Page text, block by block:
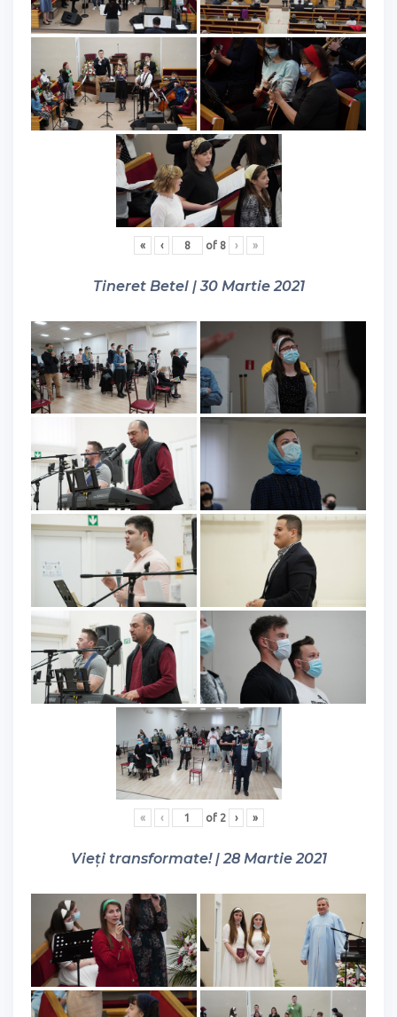
« ‹ of 8 › »
Tineret Betel | 30 Martie 2021
« ‹ of 2 › »
Vieți transformate! | 28 Martie 2021